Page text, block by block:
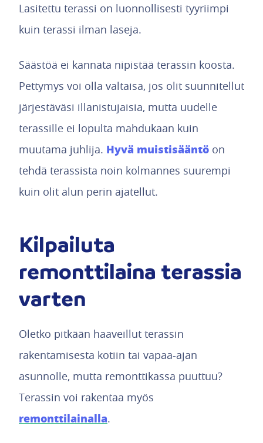
Lasitettu terassi on luonnollisesti tyyriimpi
kuin terassi ilman laseja.
Säästöä ei kannata nipistää terassin koosta.
Pettymys voi olla valtaisa, jos olit suunnitellut
järjestäväsi illanistujaisia, mutta uudelle
terassille ei lopulta mahdukaan kuin
muutama juhlija. Hyvä muistisääntö on
tehdä terassista noin kolmannes suurempi
kuin olit alun perin ajatellut.
Kilpailuta
remonttilaina terassia
varten
Oletko pitkään haaveillut terassin
rakentamisesta kotiin tai vapaa-ajan
asunnolle, mutta remonttikassa puuttuu?
Terassin voi rakentaa myös
remonttilainalla.